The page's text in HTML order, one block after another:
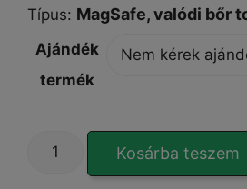
Típus: MagSafe,valódi bőr
Ajándék
termék
EleganzaCover
black
Kosárba teszem